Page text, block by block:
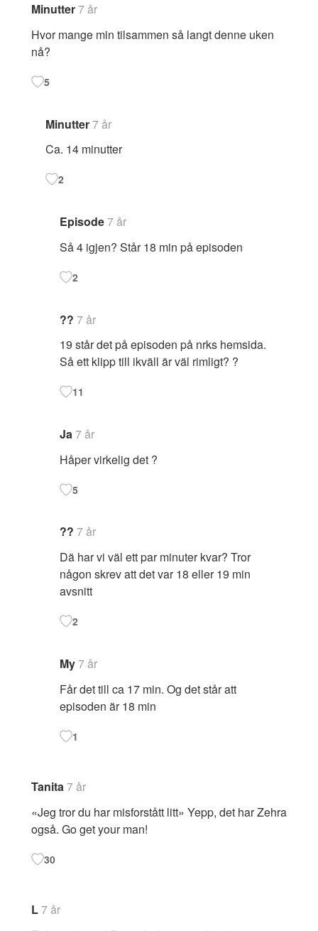
Minutter7 år
Hvor mange min tilsammen så langt denne uken
nå?
5
Minutter7 år
Ca. 14 minutter
2
Episode7 år
Så 4 igjen? Står 18 min på episoden
2
?? 7 år
19 står det på episoden på nrks hemsida.
Så ett klipp till ikväll är väl rimligt? ?
11
Ja7 år
Håper virkelig det ?
5
?? 7 år
Dä har vi väl ett par minuter kvar? Tror
någon skrev att det var 18 eller 19 min
avsnitt
2
My7 år
Får det till ca 17 min. Og det står att
episoden är 18 min
1
Tanita7 år
«Jeg tror du har misforstått litt» Yepp, det har Zehra
også. Go get your man!
30
L7 år